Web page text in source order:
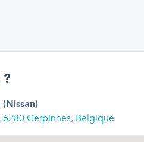
?
Gerpinnes, Belgique